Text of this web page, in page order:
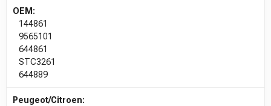
OEM:
144861
9565101
644861
STC3261
644889
Peugeot/Citroen: